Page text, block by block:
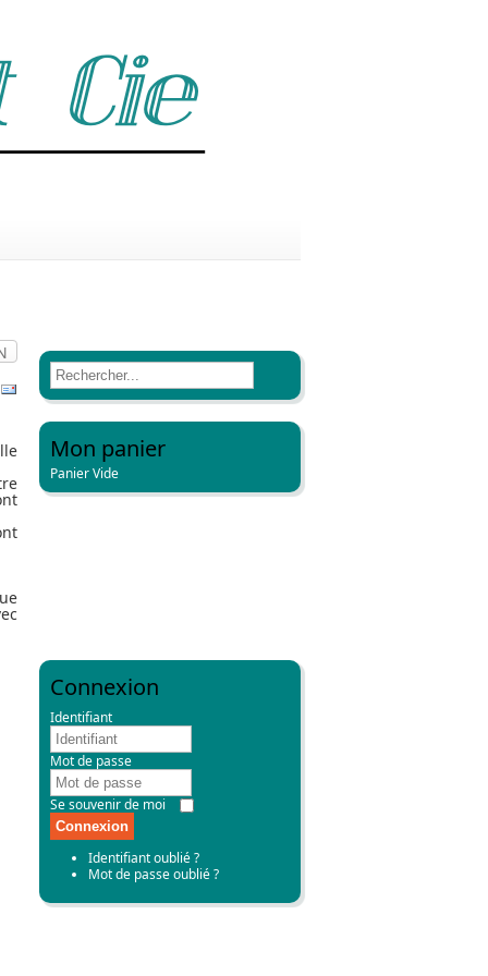
Mon panier
Panier Vide
Connexion
Identifiant
Mot de passe
Se souvenir de moi
Connexion
Identifiant oublié ?
Mot de passe oublié ?